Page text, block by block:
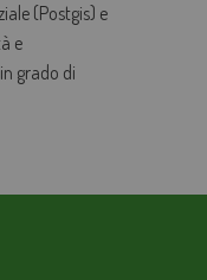
(Postgis) e
e
grado di